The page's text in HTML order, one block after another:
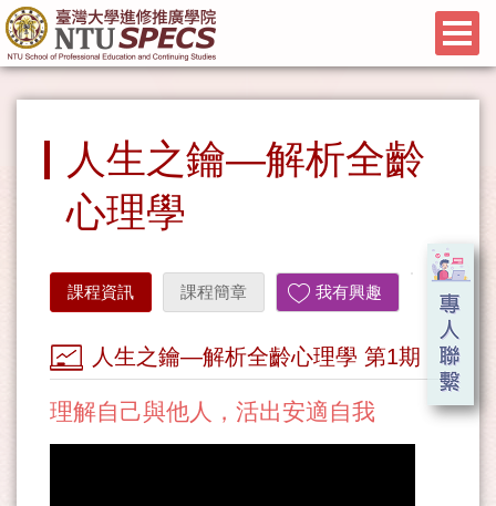
人生之鑰—解析全齡
心理學
課程資訊 課程簡章 我有興趣
人生之鑰—解析全齡心理學 第1期
理解自己與他人，活出安適自我